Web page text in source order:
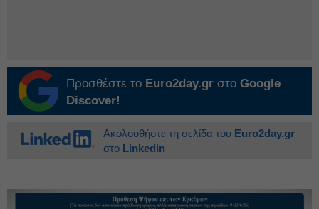
Προσθέστε το Euro2day.gr στο Google
Discover!
Ακολουθήστε τη σελίδα του Euro2day.gr
στο Linkedin